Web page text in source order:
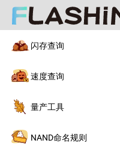
闪存查询
速度查询
量产工具
NAND命名规则